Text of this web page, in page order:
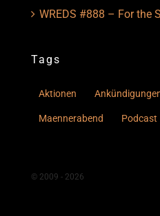
WREDS #888 – For the
Tags
Aktionen
Maennerabend Podcast
© 2009 - 2026